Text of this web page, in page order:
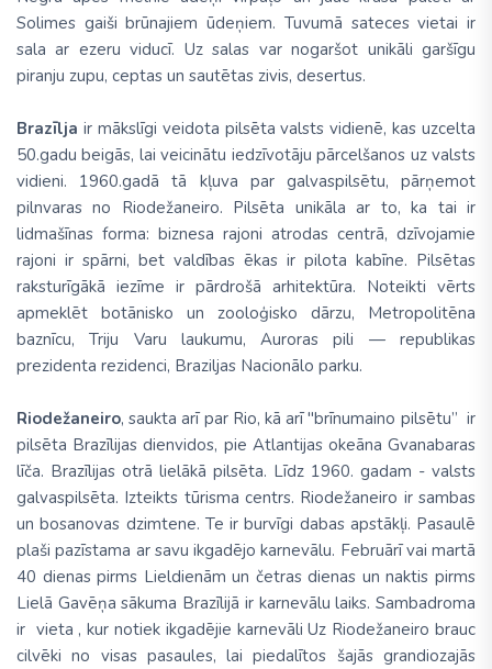
Solimes gaiši brūnajiem ūdeņiem. Tuvumā sateces vietai ir
sala ar ezeru viducī. Uz salas var nogaršot unikāli garšīgu
piranju zupu, ceptas un sautētas zivis, desertus.
Brazīlja ir mākslīgi veidota pilsēta valsts vidienē, kas uzcelta
50.gadu beigās, lai veicinātu iedzīvotāju pārcelšanos uz valsts
vidieni. 1960.gadā tā kļuva par galvaspilsētu, pārņemot
pilnvaras no Riodežaneiro. Pilsēta unikāla ar to, ka tai ir
lidmašīnas forma: biznesa rajoni atrodas centrā, dzīvojamie
rajoni ir spārni, bet valdības ēkas ir pilota kabīne. Pilsētas
raksturīgākā iezīme ir pārdrošā arhitektūra. Noteikti vērts
apmeklēt botānisko un zooloģisko dārzu, Metropolitēna
baznīcu, Triju Varu laukumu, Auroras pili — republikas
prezidenta rezidenci, Braziljas Nacionālo parku.
Riodežaneiro, saukta arī par Rio, kā arī "brīnumaino pilsētu” ir
pilsēta Brazīlijas dienvidos, pie Atlantijas okeāna Gvanabaras
līča. Brazīlijas otrā lielākā pilsēta. Līdz 1960. gadam - valsts
galvaspilsēta. Izteikts tūrisma centrs. Riodežaneiro ir sambas
un bosanovas dzimtene. Te ir burvīgi dabas apstākļi. Pasaulē
plaši pazīstama ar savu ikgadējo karnevālu. Februārī vai martā
40 dienas pirms Lieldienām un četras dienas un naktis pirms
Lielā Gavēņa sākuma Brazīlijā ir karnevālu laiks. Sambadroma
ir vieta , kur notiek ikgadējie karnevāli Uz Riodežaneiro brauc
cilvēki no visas pasaules, lai piedalītos šajās grandiozajās